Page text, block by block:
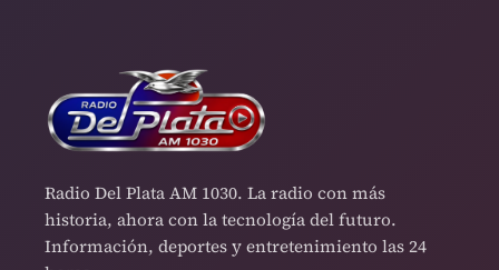
Radio Del Plata AM 1030. La radio con más
historia, ahora con la tecnología del futuro.
Información, deportes y entretenimiento las 24